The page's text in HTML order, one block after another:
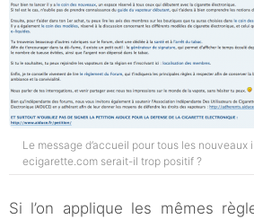
Le message d’accueil pour tous les nouveaux
ecigarette.com serait-il trop positif ?
Si l’on applique les mêmes